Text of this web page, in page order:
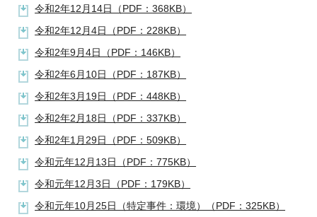
令和2年12月14日（PDF：368KB）
令和2年12月4日（PDF：228KB）
令和2年9月4日（PDF：146KB）
令和2年6月10日（PDF：187KB）
令和2年3月19日（PDF：448KB）
令和2年2月18日（PDF：337KB）
令和2年1月29日（PDF：509KB）
令和元年12月13日（PDF：775KB）
令和元年12月3日（PDF：179KB）
令和元年10月25日（特定事件：環境）（PDF：325KB）